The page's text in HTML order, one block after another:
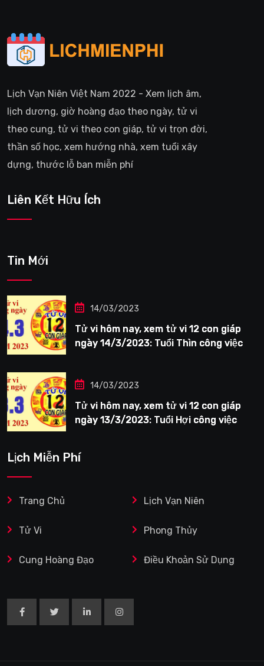
Lịch Vạn Niên Việt Nam 2022 - Xem lịch âm,
lịch dương, giờ hoàng đạo theo ngày, tử vi
theo cung, tử vi theo con giáp, tử vi trọn đời,
thần số học, xem hướng nhà, xem tuổi xây
dựng, thước lỗ ban miễn phí
Liên Kết Hữu Ích
Tin Mới
14/03/2023
Tử vi hôm nay, xem tử vi 12 con giáp
ngày 14/3/2023: Tuổi Thìn công việc
14/03/2023
Tử vi hôm nay, xem tử vi 12 con giáp
ngày 13/3/2023: Tuổi Hợi công việc
Lịch Miễn Phí
Trang Chủ Lịch Vạn Niên
Tử Vi Phong Thủy
Cung Hoàng Đạo Điều Khoản Sử Dụng